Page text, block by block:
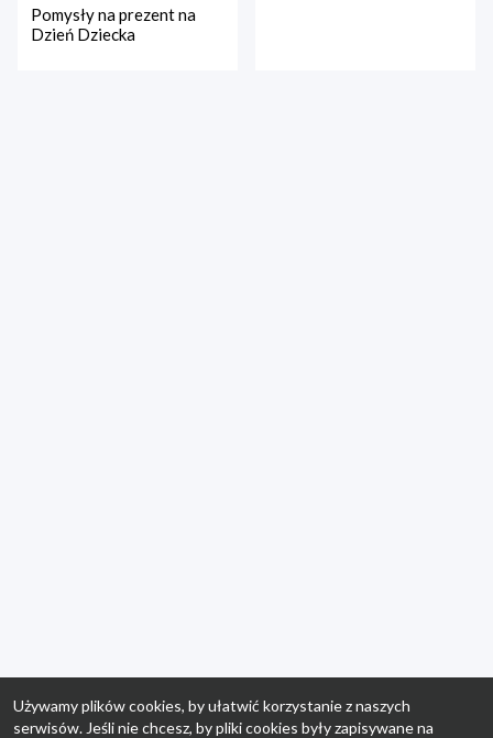
Pomysły na prezent na
Dzień Dziecka
Używamy plików cookies, by ułatwić korzystanie z naszych
serwisów. Jeśli nie chcesz, by pliki cookies były zapisywane na